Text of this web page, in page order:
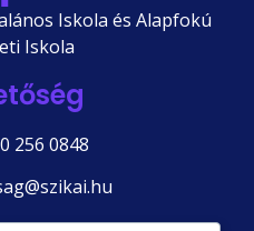
Iskola és Alapfokú
Iskola
256 0848